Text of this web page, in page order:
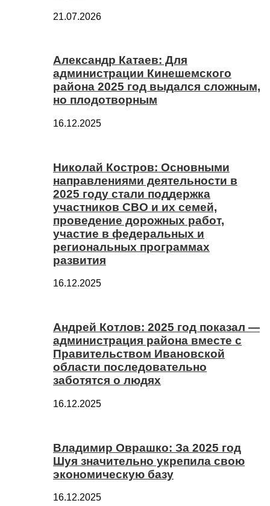
21.07.2026
Александр Катаев: Для
администрации Кинешемского
района 2025 год выдался сложным,
но плодотворным
16.12.2025
Николай Костров: Основными
направлениями деятельности в
2025 году стали поддержка
участников СВО и их семей,
проведение дорожных работ,
участие в федеральных и
региональных программах
развития
16.12.2025
Андрей Котлов: 2025 год показал —
администрация района вместе с
Правительством Ивановской
области последовательно
заботятся о людях
16.12.2025
Владимир Оврашко: За 2025 год
Шуя значительно укрепила свою
экономическую базу
16.12.2025